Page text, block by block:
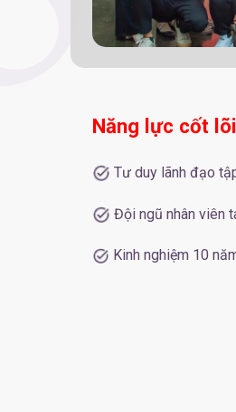
Năng lực cốt lõi
Tư duy lãnh đạo
Đội ngũ nhân viên
Kinh nghiệm 10